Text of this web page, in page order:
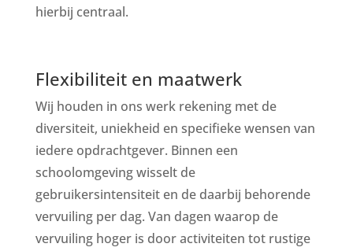
hierbij centraal.
Flexibiliteit en maatwerk
Wij houden in ons werk rekening met de
diversiteit, uniekheid en specifieke wensen van
iedere opdrachtgever. Binnen een
schoolomgeving wisselt de
gebruikersintensiteit en de daarbij behorende
vervuiling per dag. Van dagen waarop de
vervuiling hoger is door activiteiten tot rustige